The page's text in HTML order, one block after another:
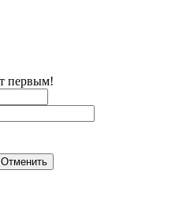
первым!
Отменить